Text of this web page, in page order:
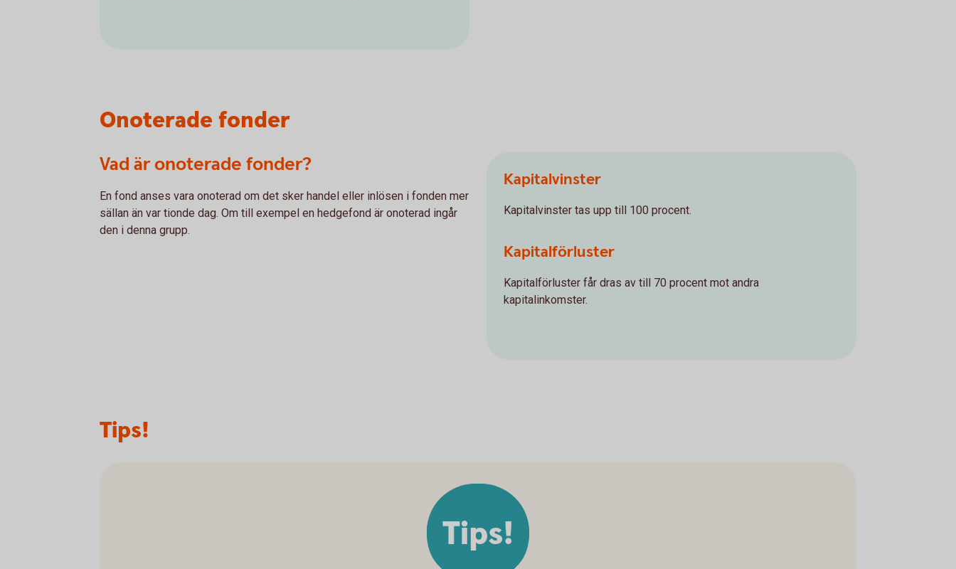
Onoterade fonder
Vad är onoterade fonder?
En fond anses vara onoterad om det sker handel eller inlösen i fonden mer
sällan än var tionde dag. Om till exempel en hedgefond är onoterad ingår
den i denna grupp.
Kapitalvinster
Kapitalvinster tas upp till 100 procent.
Kapitalförluster
Kapitalförluster får dras av till 70 procent mot andra
kapitalinkomster.
Tips!
Tips!